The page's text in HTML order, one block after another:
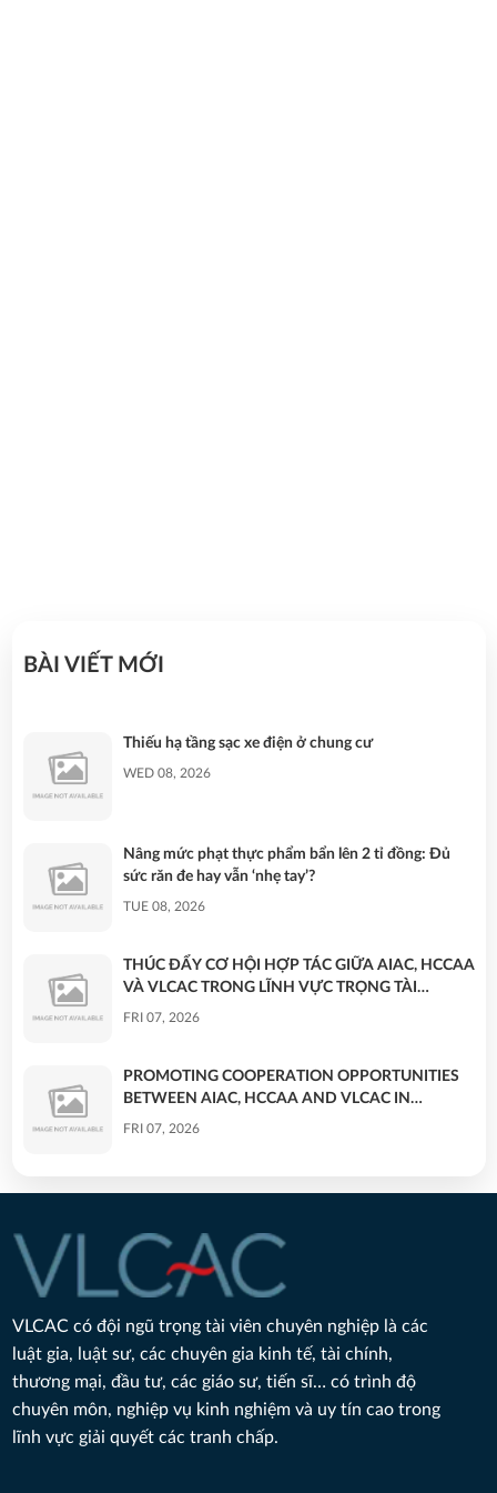
BÀI VIẾT MỚI
Thiếu hạ tầng sạc xe điện ở chung cư
WED 08, 2026
Nâng mức phạt thực phẩm bẩn lên 2 tỉ đồng: Đủ
sức răn đe hay vẫn ‘nhẹ tay’?
TUE 08, 2026
THÚC ĐẨY CƠ HỘI HỢP TÁC GIỮA AIAC, HCCAA
VÀ VLCAC TRONG LĨNH VỰC TRỌNG TÀI
THƯƠNG MẠI - PROMOTING COOPERATION
FRI 07, 2026
PROMOTING COOPERATION OPPORTUNITIES
BETWEEN AIAC, HCCAA AND VLCAC IN
COMMERCIAL ARBITRATION
FRI 07, 2026
THƯƠNG MẠI
FRI 07, 2026
BÀI PHỎNG VẤN TRÊN BÁO PHÁP LUẬT VIỆT
NAM: NHẬN DIỆN HÀNH VI VÀ BẢO VỆ HIỆU
QUẢ NGƯỜI BỊ BẠO LỰC TÌNH DỤC TRONG
HÔN NHÂN
THU 07, 2026
Nhận diện hành vi và bảo vệ hiệu quả người bị bạo
lực tình dục trong hôn nhân
VLCAC có đội ngũ trọng tài viên chuyên nghiệp là các
luật gia, luật sư, các chuyên gia kinh tế, tài chính,
thương mại, đầu tư, các giáo sư, tiến sĩ… có trình độ
chuyên môn, nghiệp vụ kinh nghiệm và uy tín cao trong
lĩnh vực giải quyết các tranh chấp.